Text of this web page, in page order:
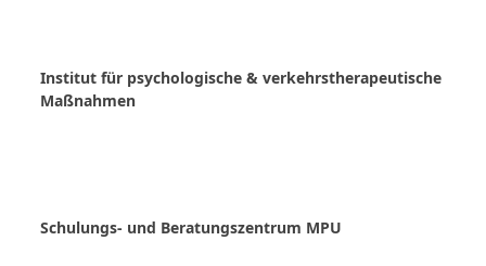
Institut für psychologische & verkehrstherapeutische
Maßnahmen
Schulungs- und Beratungszentrum MPU